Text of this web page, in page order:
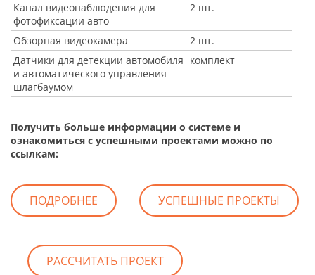
Канал видеонаблюдения для
фотофиксации авто
2 шт.
Обзорная видеокамера
2 шт.
Датчики для детекции автомобиля
и автоматического управления
шлагбаумом
комплект
Получить больше информации о системе и
ознакомиться с успешными проектами можно по
ссылкам:
ПОДРОБНЕЕ УСПЕШНЫЕ ПРОЕКТЫ
РАССЧИТАТЬ ПРОЕКТ